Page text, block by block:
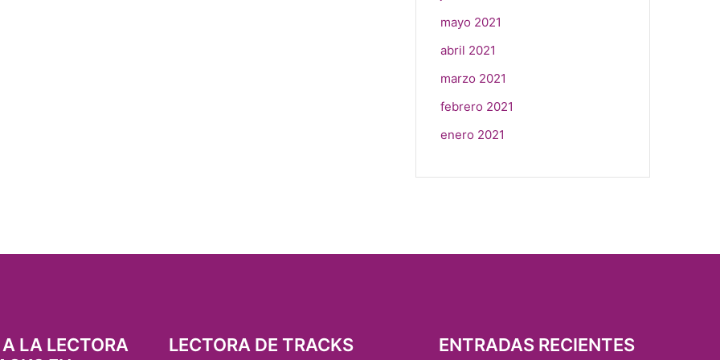
mayo 2021
abril 2021
marzo 2021
febrero 2021
enero 2021
LA LECTORA
LECTORA DE TRACKS ENTRADAS RECIENTES